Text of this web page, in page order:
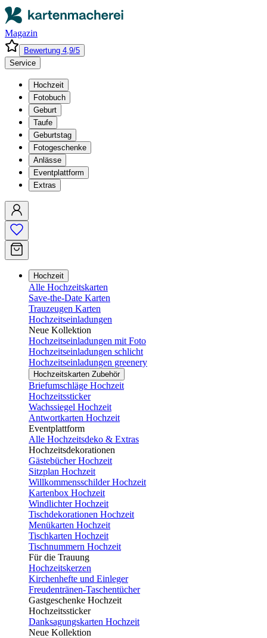
Magazin
Bewertung 4,9/5
Service
Hochzeit
Fotobuch
Geburt
Taufe
Geburtstag
Fotogeschenke
Anlässe
Eventplattform
Extras
Hochzeit
Alle Hochzeitskarten
Save-the-Date Karten
Trauzeugen Karten
Hochzeitseinladungen
Neue Kollektion
Hochzeitseinladungen mit Foto
Hochzeitseinladungen schlicht
Hochzeitseinladungen greenery
Hochzeitskarten Zubehör
Briefumschläge Hochzeit
Hochzeitssticker
Wachssiegel Hochzeit
Antwortkarten Hochzeit
Eventplattform
Alle Hochzeitsdeko & Extras
Hochzeitsdekorationen
Gästebücher Hochzeit
Sitzplan Hochzeit
Willkommensschilder Hochzeit
Kartenbox Hochzeit
Windlichter Hochzeit
Tischdekorationen Hochzeit
Menükarten Hochzeit
Tischkarten Hochzeit
Tischnummern Hochzeit
Für die Trauung
Hochzeitskerzen
Kirchenhefte und Einleger
Freudentränen-Taschentücher
Gastgeschenke Hochzeit
Hochzeitssticker
Danksagungskarten Hochzeit
Neue Kollektion